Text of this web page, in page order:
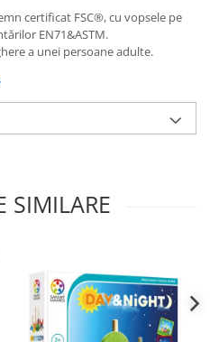
certificat FSC®, cu vopsele pe
EN71&ASTM.
a unei persoane adulte.
SIMILARE